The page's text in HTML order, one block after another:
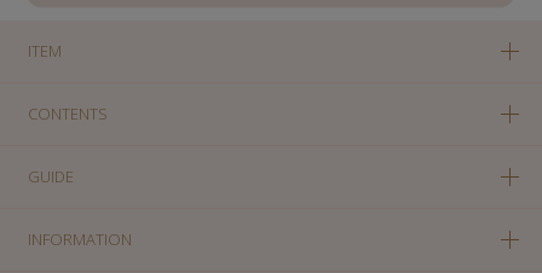
ITEM
CONTENTS
GUIDE
INFORMATION